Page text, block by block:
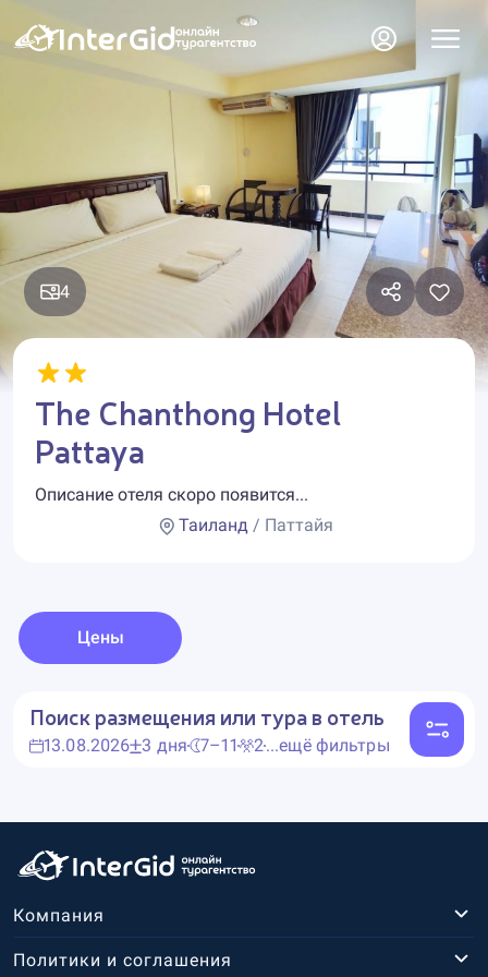
4
The Chanthong Hotel
Pattaya
Описание отеля скоро появится...
Таиланд/ Паттайя
Цены
Поиск размещения или тура в отель
13.08.2026 3 дня 7–11 2...ещё фильтры
Компания
Политики и соглашения